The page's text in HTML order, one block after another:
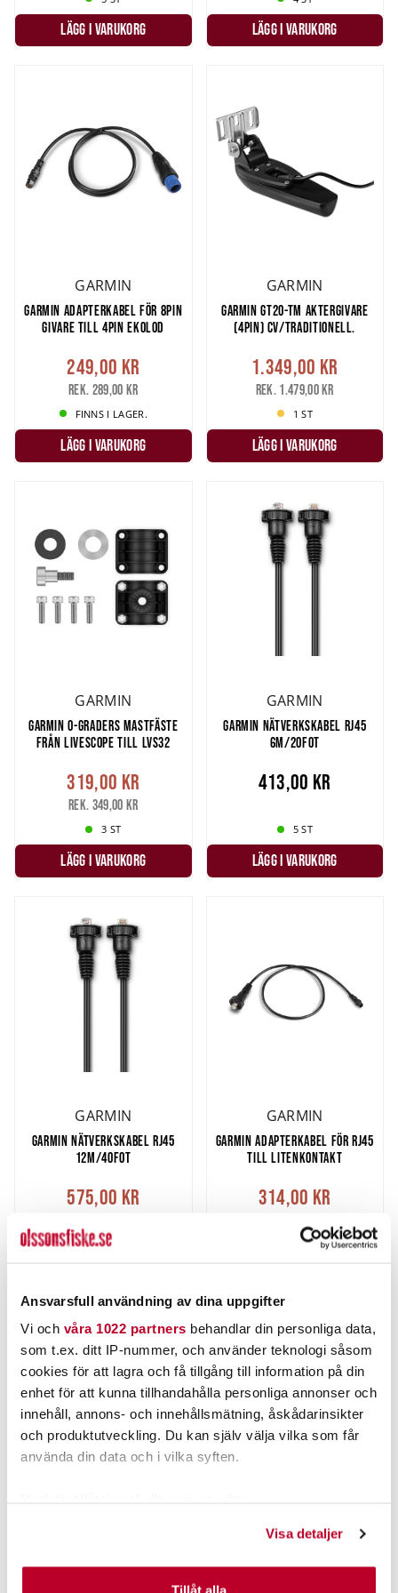
Ansvarsfull användning av dina uppgifter
Vi och våra 1022 partners behandlar din personliga data,
som t.ex. ditt IP-nummer, och använder teknologi såsom
cookies för att lagra och få tillgång till information på din
enhet för att kunna tillhandahålla personliga annonser och
innehåll, annons- och innehållsmätning, åskådarinsikter
och produktutveckling. Du kan själv välja vilka som får
använda din data och i vilka syften.
Identifiera din enhet genom att aktivt skanna den för
specifika kännetecken (fingeravtryck)
Visa detaljer
Tillåt alla
Ska du ta med ekolodet ut på isen under pimpelfisket så är en
isgivaredet du ska utrusta ekolodet med.Isgivareär konformade
Har du mer frågor om ekolodsgivare och vad du ska välja så tveka
inte att höra av dig till vårkundservice
LÄGG I VARUKORG LÄGG I VARUKORG
GARMIN
GARMIN ADAPTERKABEL FÖR 8PIN
GIVARE TILL 4PIN EKOLOD
249,00 kr
Rek. 289,00 kr
FINNS I LAGER.
LÄGG I VARUKORG
GARMIN
GARMIN GT20-TM AKTERGIVARE
(4PIN) CV/TRADITIONELL.
1.349,00 kr
Rek. 1.479,00 kr
1 ST
LÄGG I VARUKORG
GARMIN
GARMIN 0-GRADERS MASTFÄSTE
FRÅN LIVESCOPE TILL LVS32
319,00 kr
Rek. 349,00 kr
3 ST
LÄGG I VARUKORG
GARMIN
GARMIN NÄTVERKSKABEL RJ45
6M/20FOT
413,00 kr
5 ST
LÄGG I VARUKORG
GARMIN
GARMIN NÄTVERKSKABEL RJ45
12M/40FOT
575,00 kr
4 ST
GARMIN
GARMIN ADAPTERKABEL FÖR RJ45
TILL LITENKONTAKT
314,00 kr
FINNS I LAGER.
GARMIN